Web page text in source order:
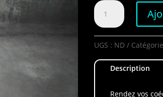
quantité
de
Kit
Versa
UGS : ND
Description
Rendez vos